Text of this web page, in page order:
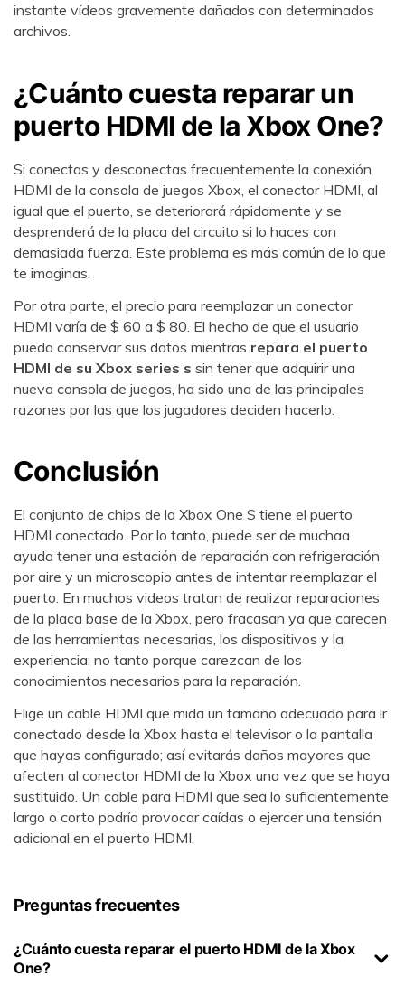
instante vídeos gravemente dañados con determinados
archivos.
¿Cuánto cuesta reparar un
puerto HDMI de la Xbox One?󠀲󠀡󠀠󠀦󠀥󠀠󠀢󠀦󠀣󠀳󠀰
Si conectas y desconectas frecuentemente la conexión
HDMI de la consola de juegos Xbox, el conector HDMI, al
igual que el puerto, se deteriorará rápidamente y se
desprenderá de la placa del circuito si lo haces con
demasiada fuerza. Este problema es más común de lo que
te imaginas.
Por otra parte, el precio para reemplazar un conector
HDMI varía de $ 60 a $ 80. El hecho de que el usuario
pueda conservar sus datos mientras repara el puerto
HDMI de su Xbox series s sin tener que adquirir una
nueva consola de juegos, ha sido una de las principales
razones por las que los jugadores deciden hacerlo.
Conclusión
El conjunto de chips de la Xbox One S tiene el puerto
HDMI conectado. Por lo tanto, puede ser de muchaa
ayuda tener una estación de reparación con refrigeración
por aire y un microscopio antes de intentar reemplazar el
puerto. En muchos videos tratan de realizar reparaciones
de la placa base de la Xbox, pero fracasan ya que carecen
de las herramientas necesarias, los dispositivos y la
experiencia; no tanto porque carezcan de los
conocimientos necesarios para la reparación.
Elige un cable HDMI que mida un tamaño adecuado para ir
conectado desde la Xbox hasta el televisor o la pantalla
que hayas configurado; así evitarás daños mayores que
afecten al conector HDMI de la Xbox una vez que se haya
sustituido. Un cable para HDMI que sea lo suficientemente
largo o corto podría provocar caídas o ejercer una tensión
adicional en el puerto HDMI.
Preguntas frecuentes
¿Cuánto cuesta reparar el puerto HDMI de la Xbox
One?